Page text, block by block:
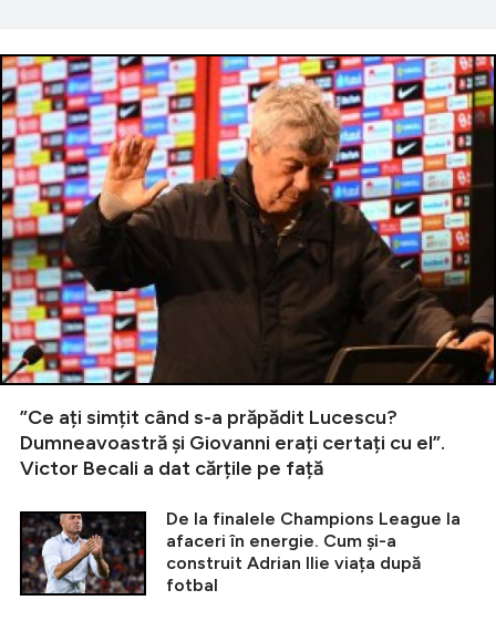
”Ce ați simțit când s-a prăpădit Lucescu?
Dumneavoastră și Giovanni erați certați cu el”.
Victor Becali a dat cărțile pe față
De la finalele Champions League la
afaceri în energie. Cum și-a
construit Adrian Ilie viața după
fotbal